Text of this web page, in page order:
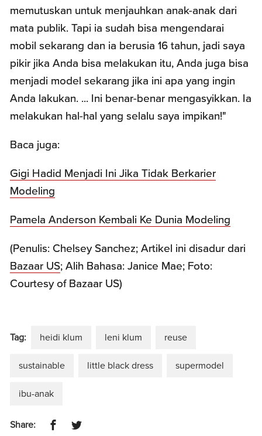
memutuskan untuk menjauhkan anak-anak dari
mata publik. Tapi ia sudah bisa mengendarai
mobil sekarang dan ia berusia 16 tahun, jadi saya
pikir jika Anda bisa melakukan itu, Anda juga bisa
menjadi model sekarang jika ini apa yang ingin
Anda lakukan. ... Ini benar-benar mengasyikkan. Ia
melakukan hal-hal yang selalu saya impikan!"
Baca juga:
Gigi Hadid Menjadi Ini Jika Tidak Berkarier
Modeling
Pamela Anderson Kembali Ke Dunia Modeling
(Penulis: Chelsey Sanchez; Artikel ini disadur dari
Bazaar US; Alih Bahasa: Janice Mae; Foto:
Courtesy of Bazaar US)
Tag: heidi klum leni klum reuse
sustainable little black dress supermodel
ibu-anak
Share: